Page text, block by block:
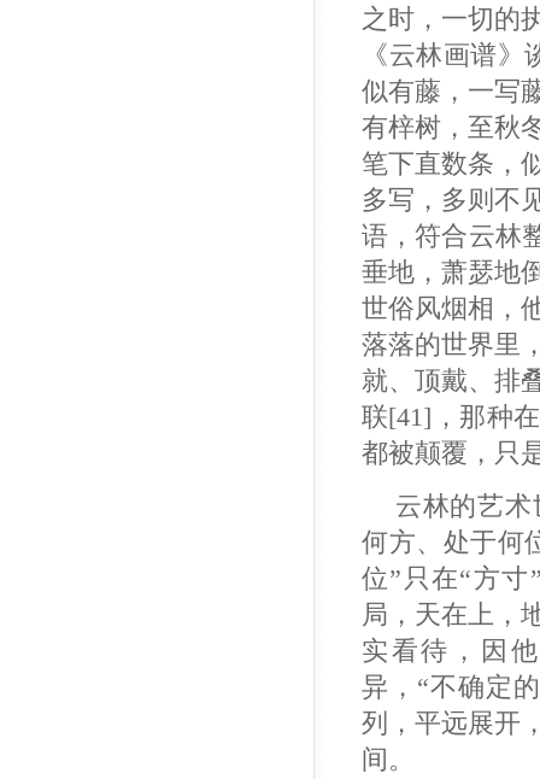
之时，一切的
《云林画谱
似有藤，一写
有梓树，至秋
笔下直数条，
多写，多则不
语，符合云林
垂地，萧瑟地
世俗风烟相，
落落的世界里
就、顶戴、排
联[41]，那种
都被颠覆，只
云林的艺
何方、处于何
位”只在“方
局，天在上，
实看待，因
异，“不确定
列，平远展开
间。